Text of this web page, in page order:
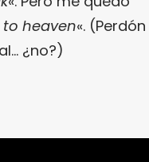
heaven«. (Perdón
¿no?)